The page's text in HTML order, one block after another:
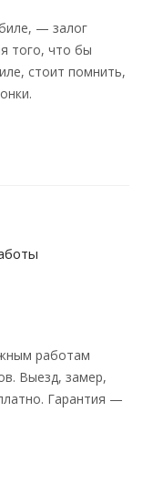
— залог
того, что бы
стоит помнить,
работам
Выезд, замер,
Гарантия —